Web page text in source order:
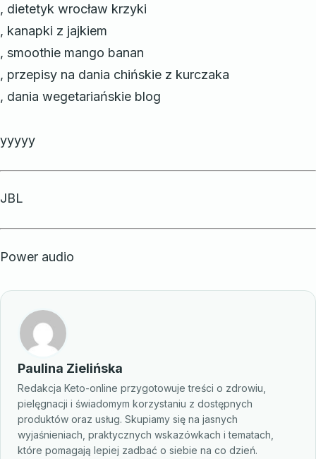
, dietetyk wrocław krzyki
, kanapki z jajkiem
, smoothie mango banan
, przepisy na dania chińskie z kurczaka
, dania wegetariańskie blog
yyyyy
JBL
Power audio
Paulina Zielińska
Redakcja Keto-online przygotowuje treści o zdrowiu,
pielęgnacji i świadomym korzystaniu z dostępnych
produktów oraz usług. Skupiamy się na jasnych
wyjaśnieniach, praktycznych wskazówkach i tematach,
które pomagają lepiej zadbać o siebie na co dzień.